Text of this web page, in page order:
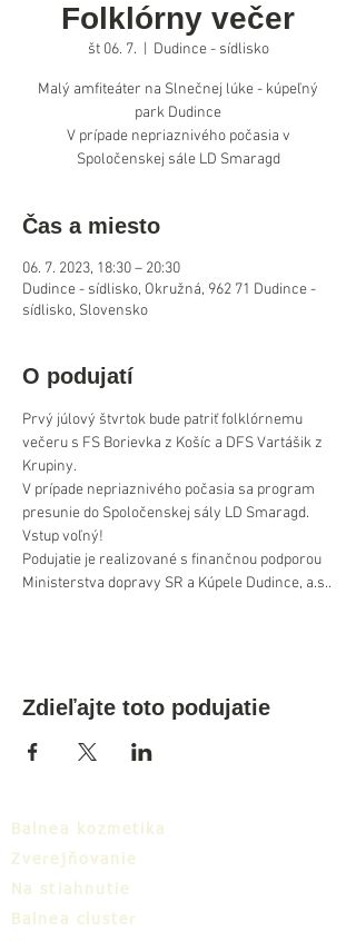
Folklórny večer
št 06. 7. Dudince - sídlisko
Malý amfiteáter na Slnečnej lúke - kúpeľný
park Dudince
V prípade nepriaznivého počasia v
Spoločenskej sále LD Smaragd
Čas a miesto
06. 7. 2023, 18:30 – 20:30
Dudince - sídlisko, Okružná, 962 71 Dudince -
sídlisko, Slovensko
O podujatí
Prvý júlový štvrtok bude patriť folklórnemu
večeru s FS Borievka z Košíc a DFS Vartášik z
Krupiny.
V prípade nepriaznivého počasia sa program
presunie do Spoločenskej sály LD Smaragd.
Vstup voľný!
Podujatie je realizované s finančnou podporou
Ministerstva dopravy SR a Kúpele Dudince, a.s..
Zdieľajte toto podujatie
Balnea kozmetika
Zverejňovanie
Na stiahnutie
Balnea cluster